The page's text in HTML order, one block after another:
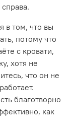
в том, что вы
потому что
с кровати,
хотя не
что он не
благотворно
как